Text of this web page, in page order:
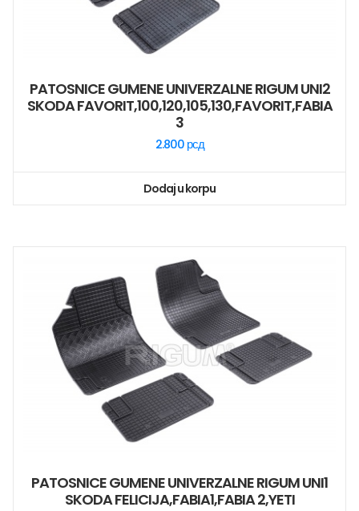
PATOSNICE GUMENE UNIVERZALNE RIGUM UNI2
SKODA FAVORIT,100,120,105,130,FAVORIT,FABIA
3
2.800 рсд
Dodaj u korpu
PATOSNICE GUMENE UNIVERZALNE RIGUM UNI1
SKODA FELICIJA,FABIA1,FABIA 2,YETI